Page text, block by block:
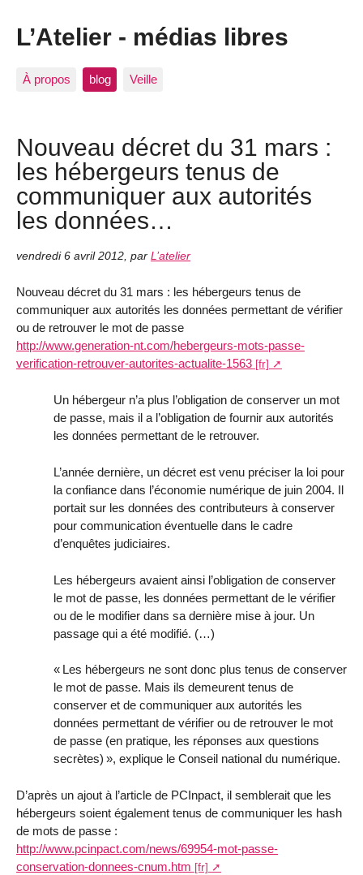
L’Atelier - médias libres
À propos blog Veille
Nouveau décret du 31 mars :
les hébergeurs tenus de
communiquer aux autorités
les données…
vendredi 6 avril 2012, par L’atelier
Nouveau décret du 31 mars : les hébergeurs tenus de
communiquer aux autorités les données permettant de vérifier
ou de retrouver le mot de passe
http://www.generation-nt.com/hebergeurs-mots-passe-
verification-retrouver-autorites-actualite-1563
Un hébergeur n’a plus l’obligation de conserver un mot
de passe, mais il a l’obligation de fournir aux autorités
les données permettant de le retrouver.
L’année dernière, un décret est venu préciser la loi pour
la confiance dans l’économie numérique de juin 2004. Il
portait sur les données des contributeurs à conserver
pour communication éventuelle dans le cadre
d’enquêtes judiciaires.
Les hébergeurs avaient ainsi l’obligation de conserver
le mot de passe, les données permettant de le vérifier
ou de le modifier dans sa dernière mise à jour. Un
passage qui a été modifié. (…)
« Les hébergeurs ne sont donc plus tenus de conserver
le mot de passe. Mais ils demeurent tenus de
conserver et de communiquer aux autorités les
données permettant de vérifier ou de retrouver le mot
de passe (en pratique, les réponses aux questions
secrètes) », explique le Conseil national du numérique.
D’après un ajout à l’article de PCInpact, il semblerait que les
hébergeurs soient également tenus de communiquer les hash
de mots de passe :
http://www.pcinpact.com/news/69954-mot-passe-
conservation-donnees-cnum.htm